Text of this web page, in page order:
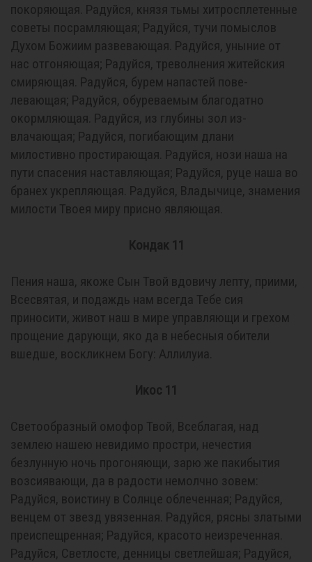
покоряющая. Радуйся, князя тьмы хитросплетенные
советы посрамляющая; Радуйся, тучи помыслов
Духом Божиим развевающая. Радуйся, уныние от
нас отгоняющая; Радуйся, треволнения житейския
смиряющая. Радуйся, бурем напастей пове-
левающая; Радуйся, обуреваемым благодатно
окормляющая. Радуйся, из глубины зол из-
влачающая; Радуйся, погибающим длани
милостивно простирающая. Радуйся, нози наша на
пути спасения наставляющая; Радуйся, руце наша во
бранех укрепляющая. Радуйся, Владычице, знамения
милости Твоея миру присно являющая.
Кондак 11
Пения наша, якоже Сын Твой вдовичу лепту, приими,
Всесвятая, и подаждь нам всегда Тебе сия
приносити, живот наш в мире управляющи и грехом
прощение дарующи, яко да в небесныя обители
вшедше, воскликнем Богу: Аллилуиа.
Икос 11
Светообразный омофор Твой, Всеблагая, над
землею нашею невидимо простри, нечестия
безлунную ночь прогоняющи, зарю же пакибытия
возсиявающи, да в радости немолчно зовем:
Радуйся, воистину в Солнце облеченная; Радуйся,
венцем от звезд увязенная. Радуйся, рясны златыми
преиспещренная; Радуйся, красото неизреченная.
Радуйся, Светлосте, денницы светлейшая; Радуйся,